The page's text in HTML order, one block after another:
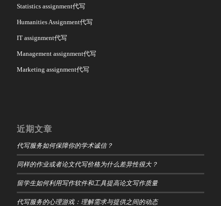
Statistics assignment代写
Humanities Assignment代写
IT assignment代写
Management assignment代写
Marketing assignment代写
近期文章
代写服务如何保障你的学术诚信？
同样的作业或者论文代写价格为什么差异性很大？
留学生如何利用写作软件和工具提高论文写作质量
代写服务的心理游戏：理解需求与提供之间的动态